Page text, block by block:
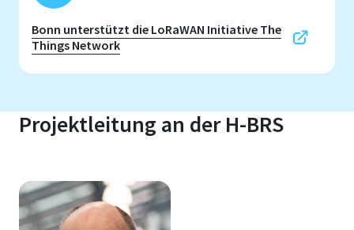
Bonn unterstützt die LoRaWAN Initiative The
Things Network
Projektleitung an der H-BRS